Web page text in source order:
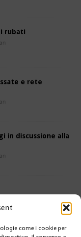
come i cookie per
rubati
e rete
in discussione alla